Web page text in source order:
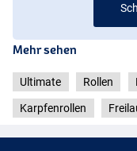
Mehr sehen
Ultimate Rollen
Karpfenrollen